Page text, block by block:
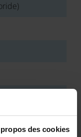
des cookies